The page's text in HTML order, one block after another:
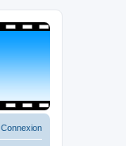
Connexion